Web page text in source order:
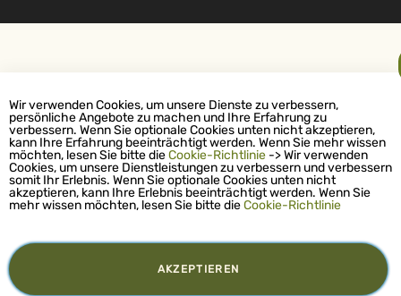
Wir verwenden Cookies, um unsere Dienste zu verbessern,
persönliche Angebote zu machen und Ihre Erfahrung zu
verbessern. Wenn Sie optionale Cookies unten nicht akzeptieren,
kann Ihre Erfahrung beeinträchtigt werden. Wenn Sie mehr wissen
möchten, lesen Sie bitte dieCookie-Richtlinie -> Wir verwenden
Cookies, um unsere Dienstleistungen zu verbessern und verbessern
somit Ihr Erlebnis. Wenn Sie optionale Cookies unten nicht
akzeptieren, kann Ihre Erlebnis beeinträchtigt werden. Wenn Sie
mehr wissen möchten, lesen Sie bitte dieCookie-Richtlinie
AKZEPTIEREN